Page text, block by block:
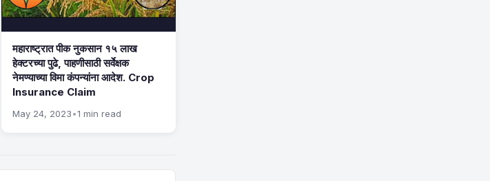
महाराष्ट्रात पीक नुकसान १५ लाख
हेक्टरच्या पुढे, पाहणीसाठी सर्वेक्षक
नेमण्याच्या विमा कंपन्यांना आदेश. Crop
Insurance Claim
May 24, 2023•1 min read